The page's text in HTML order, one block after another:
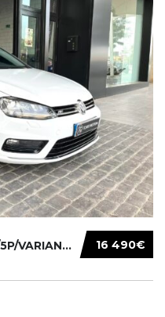
16 490€
VOLKSWAGEN GOLF VII(AU)3/5P/VARIANT(12-16 20...